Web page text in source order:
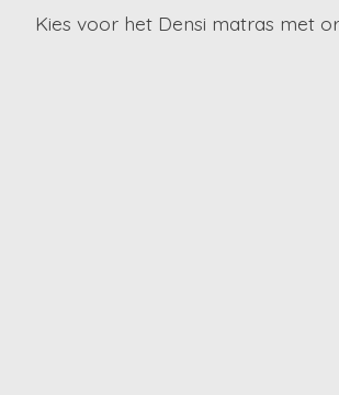
Kies voor het Densi matras met